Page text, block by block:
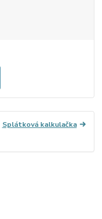
Splátková kalkulačka